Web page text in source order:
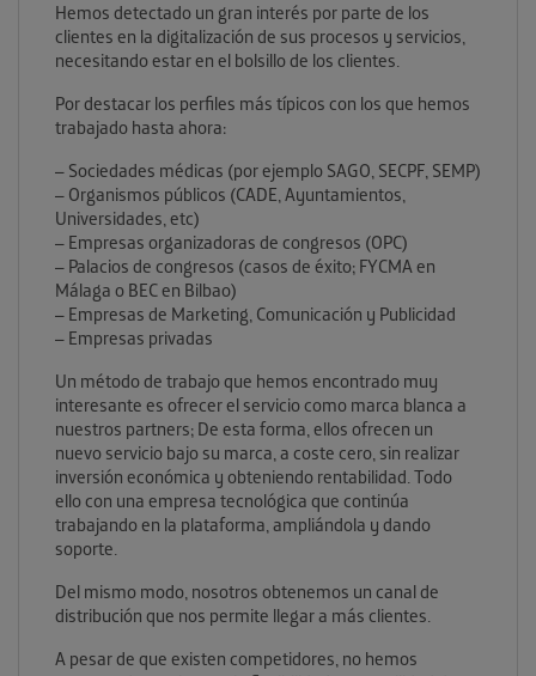
Hemos detectado un gran interés por parte de los
clientes en la digitalización de sus procesos y servicios,
necesitando estar en el bolsillo de los clientes.
Por destacar los perfiles más típicos con los que hemos
trabajado hasta ahora:
– Sociedades médicas (por ejemplo SAGO, SECPF, SEMP)
– Organismos públicos (CADE, Ayuntamientos,
Universidades, etc)
– Empresas organizadoras de congresos (OPC)
– Palacios de congresos (casos de éxito; FYCMA en
Málaga o BEC en Bilbao)
– Empresas de Marketing, Comunicación y Publicidad
– Empresas privadas
Un método de trabajo que hemos encontrado muy
interesante es ofrecer el servicio como marca blanca a
nuestros partners; De esta forma, ellos ofrecen un
nuevo servicio bajo su marca, a coste cero, sin realizar
inversión económica y obteniendo rentabilidad. Todo
ello con una empresa tecnológica que continúa
trabajando en la plataforma, ampliándola y dando
soporte.
Del mismo modo, nosotros obtenemos un canal de
distribución que nos permite llegar a más clientes.
A pesar de que existen competidores, no hemos